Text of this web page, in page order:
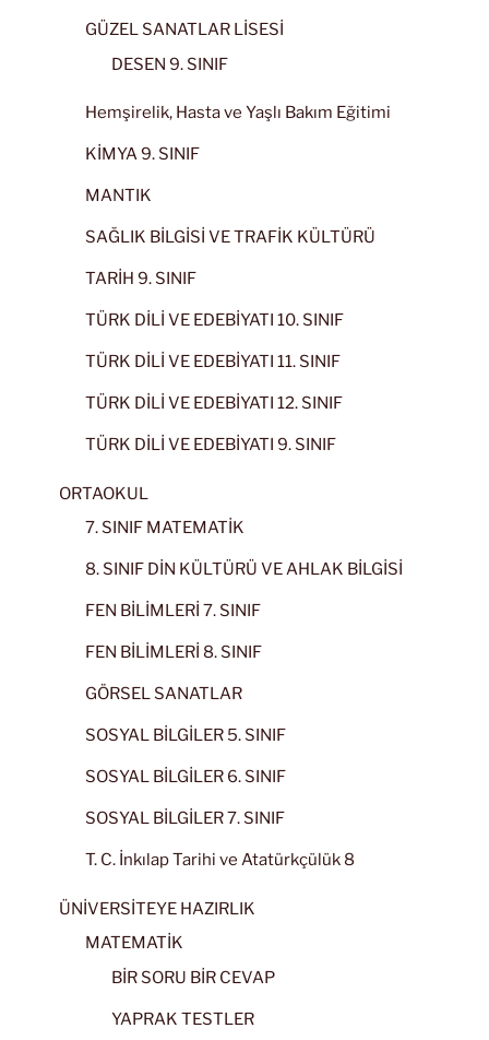
GÜZEL SANATLAR LİSESİ
DESEN 9. SINIF
Hemşirelik, Hasta ve Yaşlı Bakım Eğitimi
KİMYA 9. SINIF
MANTIK
SAĞLIK BİLGİSİ VE TRAFİK KÜLTÜRÜ
TARİH 9. SINIF
TÜRK DİLİ VE EDEBİYATI 10. SINIF
TÜRK DİLİ VE EDEBİYATI 11. SINIF
TÜRK DİLİ VE EDEBİYATI 12. SINIF
TÜRK DİLİ VE EDEBİYATI 9. SINIF
ORTAOKUL
7. SINIF MATEMATİK
8. SINIF DİN KÜLTÜRÜ VE AHLAK BİLGİSİ
FEN BİLİMLERİ 7. SINIF
FEN BİLİMLERİ 8. SINIF
GÖRSEL SANATLAR
SOSYAL BİLGİLER 5. SINIF
SOSYAL BİLGİLER 6. SINIF
SOSYAL BİLGİLER 7. SINIF
T. C. İnkılap Tarihi ve Atatürkçülük 8
ÜNİVERSİTEYE HAZIRLIK
MATEMATİK
BİR SORU BİR CEVAP
YAPRAK TESTLER